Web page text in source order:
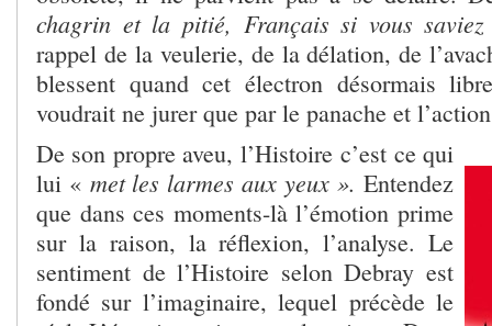
chagrin et la pitié, Français si vous
rappel de la veulerie, de la délation, de
blessent quand cet électron désormais
voudrait ne jurer que par le panache et
De son propre aveu, l’Histoire c’est ce qui
lui « met les larmes aux yeux ». Entendez
que dans ces moments-là l’émotion prime
sur la raison, la réflexion, l’analyse. Le
sentiment de l’Histoire selon Debray est
fondé sur l’imaginaire, lequel précède le